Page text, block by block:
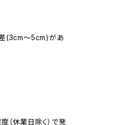
(3cm〜5cm)があ
（休業日除く）で発